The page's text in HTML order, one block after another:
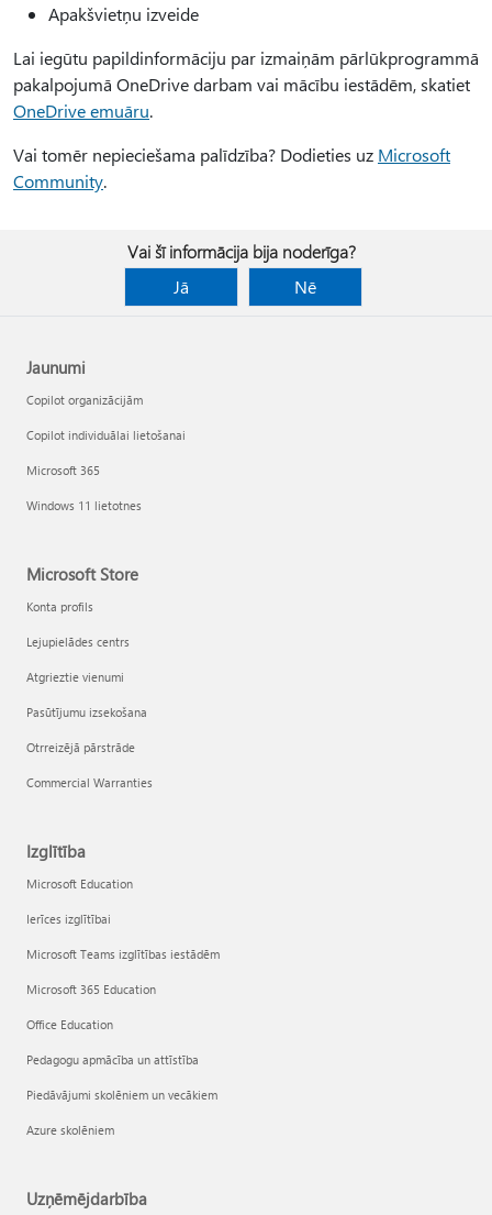
Apakšvietņu izveide
Lai iegūtu papildinformāciju par izmaiņām pārlūkprogrammā
pakalpojumā OneDrive darbam vai mācību iestādēm, skatiet
OneDrive emuāru.
Vai tomēr nepieciešama palīdzība? Dodieties uz Microsoft
Community.
Vai šī informācija bija noderīga?
Jā
Nē
Jaunumi
Copilot organizācijām
Copilot individuālai lietošanai
Microsoft 365
Windows 11 lietotnes
Microsoft Store
Konta profils
Lejupielādes centrs
Atgrieztie vienumi
Pasūtījumu izsekošana
Otrreizējā pārstrāde
Commercial Warranties
Izglītība
Microsoft Education
Ierīces izglītībai
Microsoft Teams izglītības iestādēm
Microsoft 365 Education
Office Education
Pedagogu apmācība un attīstība
Piedāvājumi skolēniem un vecākiem
Azure skolēniem
Uzņēmējdarbība